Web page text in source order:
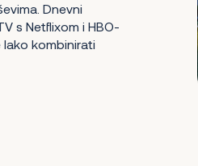
Dnevni
s Netflixom i HBO-
kombinirati